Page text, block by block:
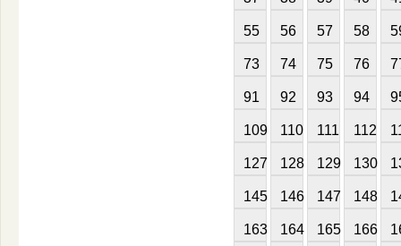
55 56 57 58
73 74 75 76
91 92 93 94
109 110 111 112
127 128 129 130
145 146 147 148
163 164 165 166